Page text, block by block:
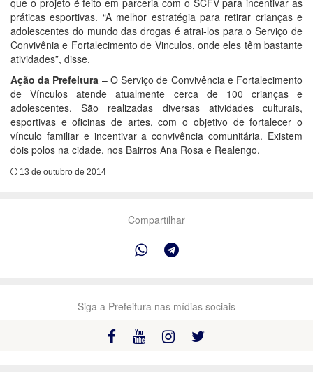
que o projeto é feito em parceria com o SCFV para incentivar as
práticas esportivas. “A melhor estratégia para retirar crianças e
adolescentes do mundo das drogas é atrai-los para o Serviço de
Convivênia e Fortalecimento de Vinculos, onde eles têm bastante
atividades”, disse.
Ação da Prefeitura – O Serviço de Convivência e Fortalecimento
de Vínculos atende atualmente cerca de 100 crianças e
adolescentes. São realizadas diversas atividades culturais,
esportivas e oficinas de artes, com o objetivo de fortalecer o
vínculo familiar e incentivar a convivência comunitária. Existem
dois polos na cidade, nos Bairros Ana Rosa e Realengo.
13 de outubro de 2014
Compartilhar
Siga a Prefeitura nas mídias sociais